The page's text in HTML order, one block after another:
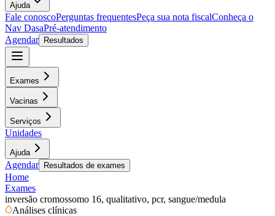
Ajuda
Fale conoscoPerguntas frequentesPeça sua nota fiscalConheça o
Nav DasaPré-atendimento
Agendar
Resultados
Exames
Vacinas
Serviços
Unidades
Ajuda
Agendar Resultados de exames
Home
Exames
inversão cromossomo 16, qualitativo, pcr, sangue/medula
Análises clínicas